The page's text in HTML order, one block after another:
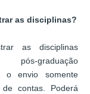
as disciplinas?
as disciplinas
graduação
o envio somente
contas. Poderá